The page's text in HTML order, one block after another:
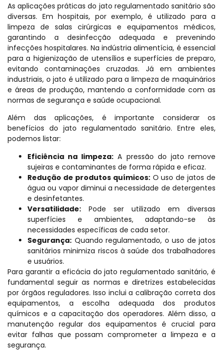
As aplicações práticas do jato regulamentado sanitário são
diversas. Em hospitais, por exemplo, é utilizado para a
limpeza de salas cirúrgicas e equipamentos médicos,
garantindo a desinfecção adequada e prevenindo
infecções hospitalares. Na indústria alimentícia, é essencial
para a higienização de utensílios e superfícies de preparo,
evitando contaminações cruzadas. Já em ambientes
industriais, o jato é utilizado para a limpeza de maquinários
e áreas de produção, mantendo a conformidade com as
normas de segurança e saúde ocupacional.
Além das aplicações, é importante considerar os
benefícios do jato regulamentado sanitário. Entre eles,
podemos listar:
Eficiência na limpeza: A pressão do jato remove
sujeiras e contaminantes de forma rápida e eficaz.
Redução de produtos químicos:O uso de jatos de
água ou vapor diminui a necessidade de detergentes
e desinfetantes.
Versatilidade: Pode ser utilizado em diversas
superfícies e ambientes, adaptando-se às
necessidades específicas de cada setor.
Segurança: Quando regulamentado, o uso de jatos
sanitários minimiza riscos à saúde dos trabalhadores
e usuários.
Para garantir a eficácia do jato regulamentado sanitário, é
fundamental seguir as normas e diretrizes estabelecidas
por órgãos reguladores. Isso inclui a calibração correta dos
equipamentos, a escolha adequada dos produtos
químicos e a capacitação dos operadores. Além disso, a
manutenção regular dos equipamentos é crucial para
evitar falhas que possam comprometer a limpeza e a
segurança.